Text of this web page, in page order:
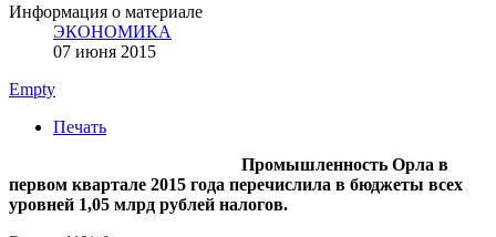
Информация о материале
ЭКОНОМИКА
07 июня 2015
Empty
Печать
Промышленность Орла в
первом квартале 2015 года перечислила в бюджеты всех
уровней 1,05 млрд рублей налогов.